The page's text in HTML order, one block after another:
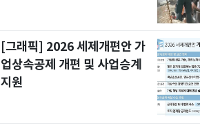
[그래픽] 2026 세제개편안 가
업상속공제 개편 및 사업승계
지원